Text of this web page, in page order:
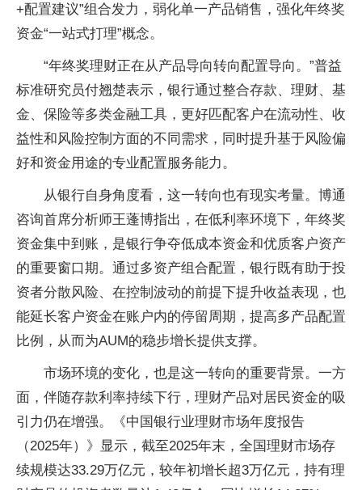
+配置建议”组合发力，弱化单一产品销售，强化年终奖
资金“一站式打理”概念。
“年终奖理财正在从产品导向转向配置导向。”普益
标准研究员付翘楚表示，银行通过整合存款、理财、基
金、保险等多类金融工具，更好匹配客户在流动性、收
益性和风险控制方面的不同需求，同时提升基于风险偏
好和资金用途的专业配置服务能力。
从银行自身角度看，这一转向也有现实考量。博通
咨询首席分析师王蓬博指出，在低利率环境下，年终奖
资金集中到账，是银行争夺低成本资金和优质客户资产
的重要窗口期。通过多资产组合配置，银行既有助于投
资者分散风险、在控制波动的前提下提升收益表现，也
能延长客户资金在账户内的停留周期，提高多产品配置
比例，从而为AUM的稳步增长提供支撑。
市场环境的变化，也是这一转向的重要背景。一方
面，伴随存款利率持续下行，理财产品对居民资金的吸
引力仍在增强。《中国银行业理财市场年度报告
（2025年）》显示，截至2025年末，全国理财市场存
续规模达33.29万亿元，较年初增长超3万亿元，持有理